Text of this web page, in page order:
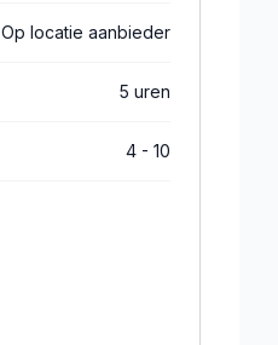
Op locatie aanbieder
5 uren
4 - 10